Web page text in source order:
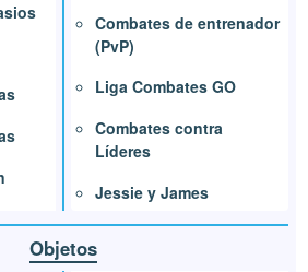
Combates de entrenador
(PvP)
Liga Combates GO
Combates contra
Líderes
Jessie y James
Objetos